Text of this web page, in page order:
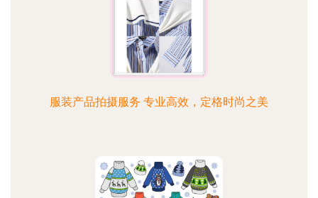
服装产品拍摄服务 专业高效，定格时尚之美